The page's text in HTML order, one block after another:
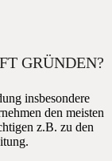
GRÜNDEN?
insbesondere
den meisten
z.B. zu den